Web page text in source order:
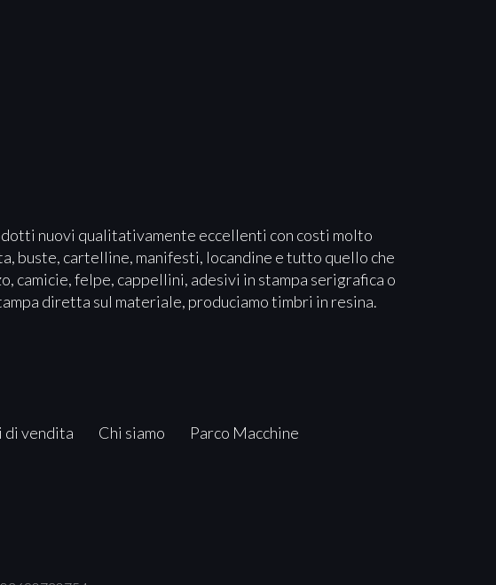
nuovi qualitativamente eccellenti con costi molto
buste, cartelline, manifesti, locandine e tutto quello che
camicie, felpe, cappellini, adesivi in stampa serigrafica o
diretta sul materiale, produciamo timbri in resina.
di vendita Chi siamo Parco Macchine